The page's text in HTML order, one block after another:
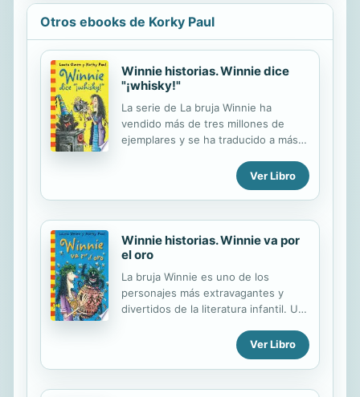
Otros ebooks de Korky Paul
Winnie historias. Winnie dice
"¡whisky!"
La serie de La bruja Winnie ha
vendido más de tres millones de
ejemplares y se ha traducido a más
cuentos llenos de humor, magia y
locura. ¡A la bruja Winnie le encantan
los retos! Ganarle al hada de los
dientes, atrapar las pulgas de Wilbur,
formar su propia orquesta y cambiar
de apariencia...
Ver Libro
Winnie historias. Winnie va por
el oro
La bruja Winnie es uno de los
personajes más extravagantes y
divertidos de la literatura infantil. Un
Acompañemos a la bruja Winnie en
cuatro disparatadas aventuras, este
libro interesará lo mismo a los niños
Ver Libro